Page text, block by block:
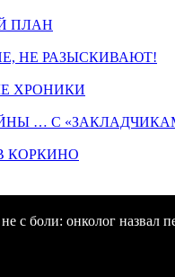
ПЛАН
НЕ РАЗЫСКИВАЮТ!
ХРОНИКИ
… С
КОРКИНО
с боли: онколог назвал